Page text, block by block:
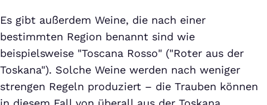
Es gibt außerdem Weine, die nach einer
bestimmten Region benannt sind wie
beispielsweise "Toscana Rosso" ("Roter aus der
Toskana"). Solche Weine werden nach weniger
strengen Regeln produziert – die Trauben können